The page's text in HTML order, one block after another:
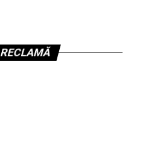
RECLAMĂ